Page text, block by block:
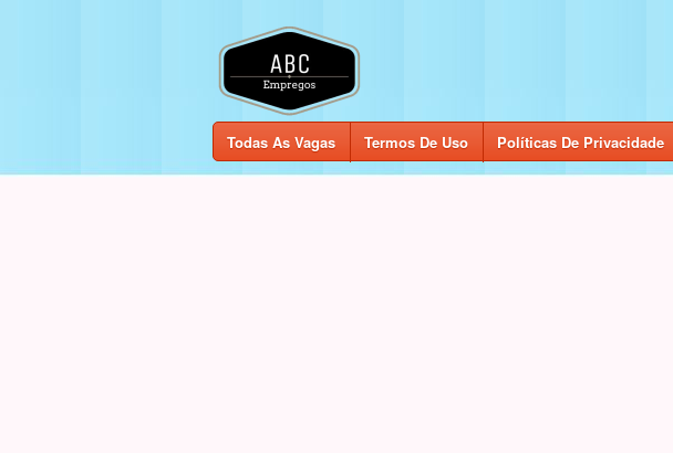
Todas As Vagas Termos De Uso Políticas De Privacidade